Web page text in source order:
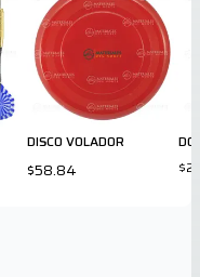
DISCO VOLADOR
$58.84